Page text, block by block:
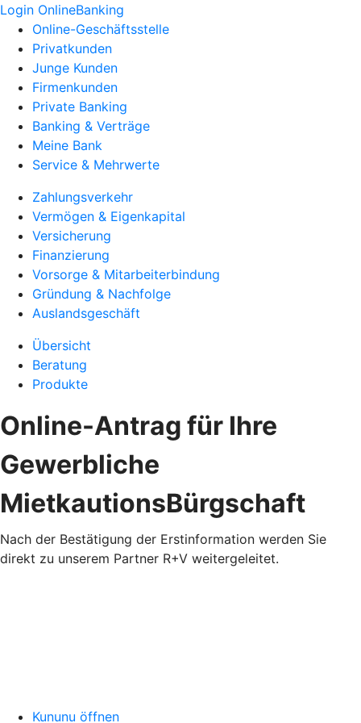
Login OnlineBanking
Online-Geschäftsstelle
Privatkunden
Junge Kunden
Firmenkunden
Private Banking
Banking & Verträge
Meine Bank
Service & Mehrwerte
Zahlungsverkehr
Vermögen & Eigenkapital
Versicherung
Finanzierung
Vorsorge & Mitarbeiterbindung
Gründung & Nachfolge
Auslandsgeschäft
Übersicht
Beratung
Produkte
Online-Antrag für Ihre
Gewerbliche
MietkautionsBürgschaft
Nach der Bestätigung der Erstinformation werden Sie
direkt zu unserem Partner R+V weitergeleitet.
Kununu öffnen